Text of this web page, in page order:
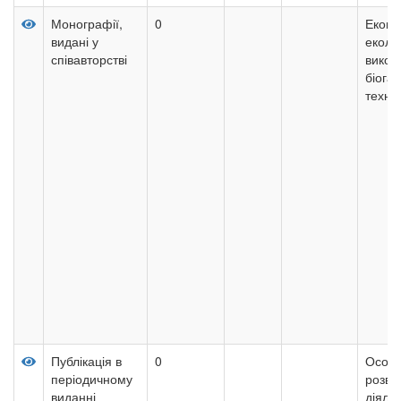
Монографії,
видані у
співавторстві
0
Публікація в
періодичному
виданні
0